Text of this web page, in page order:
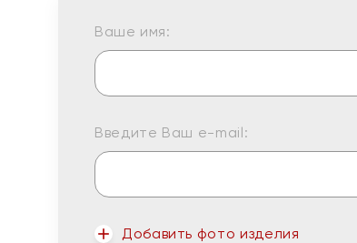
Ваше имя:
Введите Ваш e-mail:
Добавить фото изделия